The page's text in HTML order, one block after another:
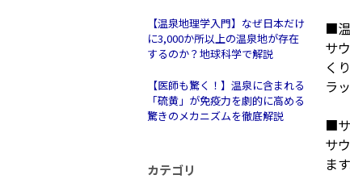
【温泉地理学入門】なぜ日本だけ
に3,000か所以上の温泉地が存在
するのか？地球科学で解説
【医師も驚く！】温泉に含まれる
「硫黄」が免疫力を劇的に高める
驚きのメカニズムを徹底解説
カテゴリ
■
サ
く
ラ
■
サ
ま